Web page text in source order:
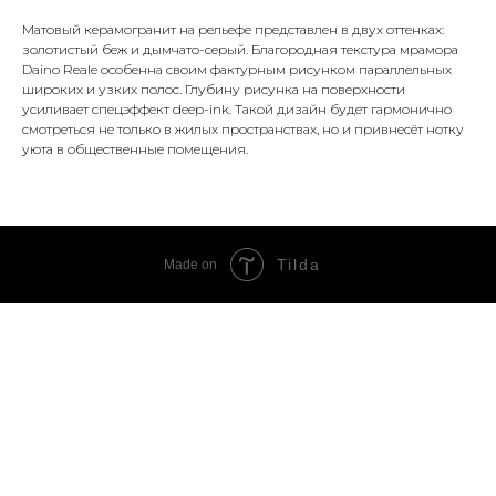
Матовый керамогранит на рельефе представлен в двух оттенках:
золотистый беж и дымчато-серый. Благородная текстура мрамора
Daino Reale особенна своим фактурным рисунком параллельных
широких и узких полос. Глубину рисунка на поверхности
усиливает спецэффект deep-ink. Такой дизайн будет гармонично
смотреться не только в жилых пространствах, но и привнесёт нотку
уюта в общественные помещения.
Made on Tilda